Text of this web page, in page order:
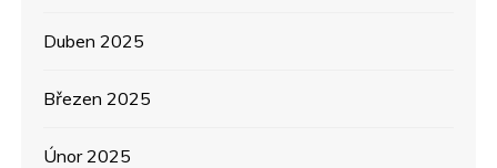
Duben 2025
Březen 2025
Únor 2025